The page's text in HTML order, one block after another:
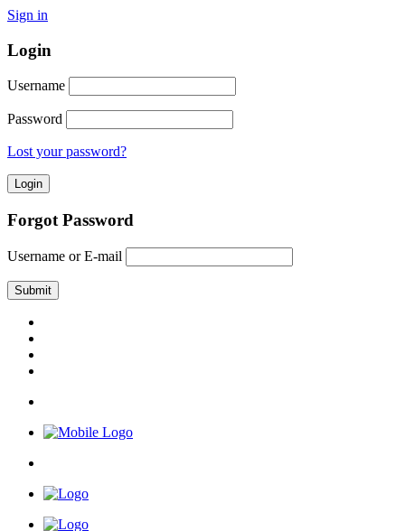
Sign in
Login
Username
Password
Lost your password?
Forgot Password
Username or E-mail